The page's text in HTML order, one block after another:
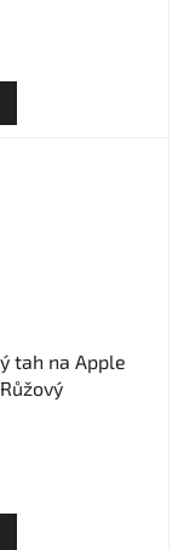
tah na Apple